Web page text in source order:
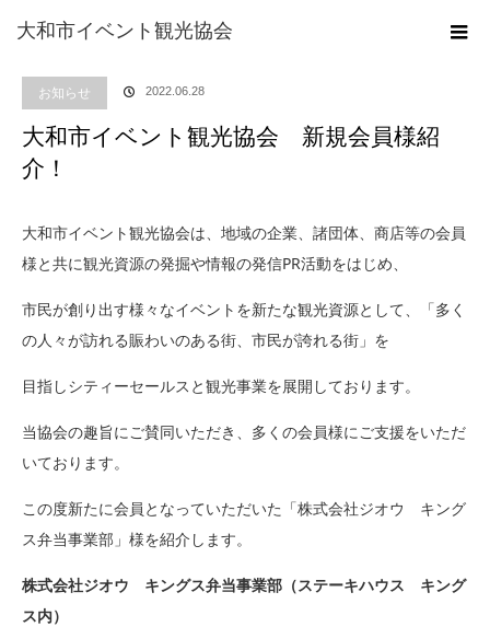
大和市イベント観光協会
ブログ
お知らせ 大和市イベント観光協会 新規会員様紹介！
お知らせ 2022.06.28
大和市イベント観光協会 新規会員様紹
介！
大和市イベント観光協会は、地域の企業、諸団体、商店等の会員
様と共に観光資源の発掘や情報の発信PR活動をはじめ、
市民が創り出す様々なイベントを新たな観光資源として、「多く
の人々が訪れる賑わいのある街、市民が誇れる街」を
目指しシティーセールスと観光事業を展開しております。
当協会の趣旨にご賛同いただき、多くの会員様にご支援をいただ
いております。
この度新たに会員となっていただいた「株式会社ジオウ キング
ス弁当事業部」様を紹介します。
株式会社ジオウ キングス弁当事業部（ステーキハウス キング
ス内）